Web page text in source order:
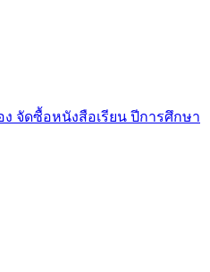
ง จัดซื้อหนังสือเรียน ปีการศึกษา